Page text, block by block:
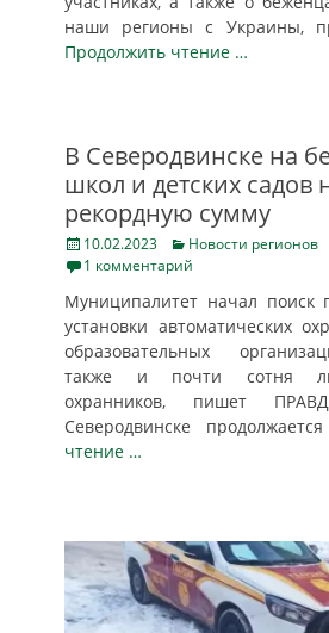
наши регионы с Украины,
Продолжить чтение …
В Северодвинске на
школ и детских садов
рекордную сумму
Posted
on
10.02.2023 Categories
Новости регионов
1 комментарий
Муниципалитет начал поиск
установки автоматических
образовательных
также и почти сотня
охранников, пишет
Северодвинске продолжается
чтение …